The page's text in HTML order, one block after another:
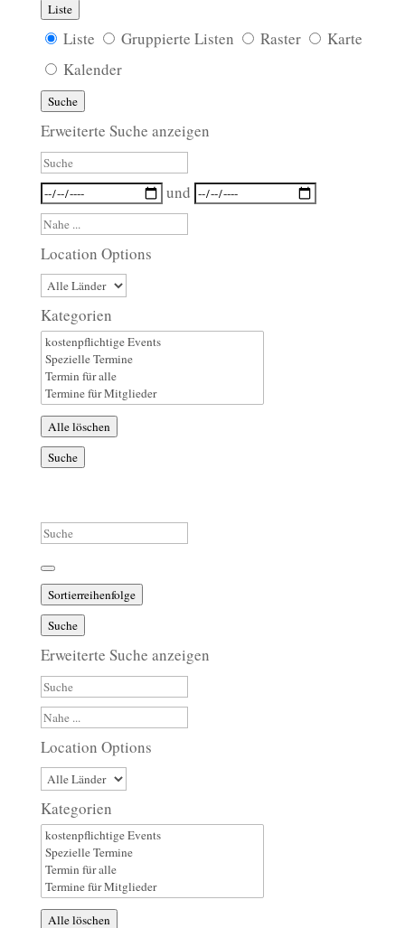
Liste
Anzeigetyp
für
Suchergebnisse
Liste Gruppierte Listen Raster
Karte
Kalender
Suche
Erweiterte Suche anzeigen
Suche
Daten
und
Nahe
...
Location Options
Land
Kategorien
Kategorien
Alle löschen
Suche
Suche
Sortierreihenfolge
Suche
Erweiterte Suche anzeigen
Suche
Nahe
...
Location Options
Land
Kategorien
Kategorien
Alle löschen